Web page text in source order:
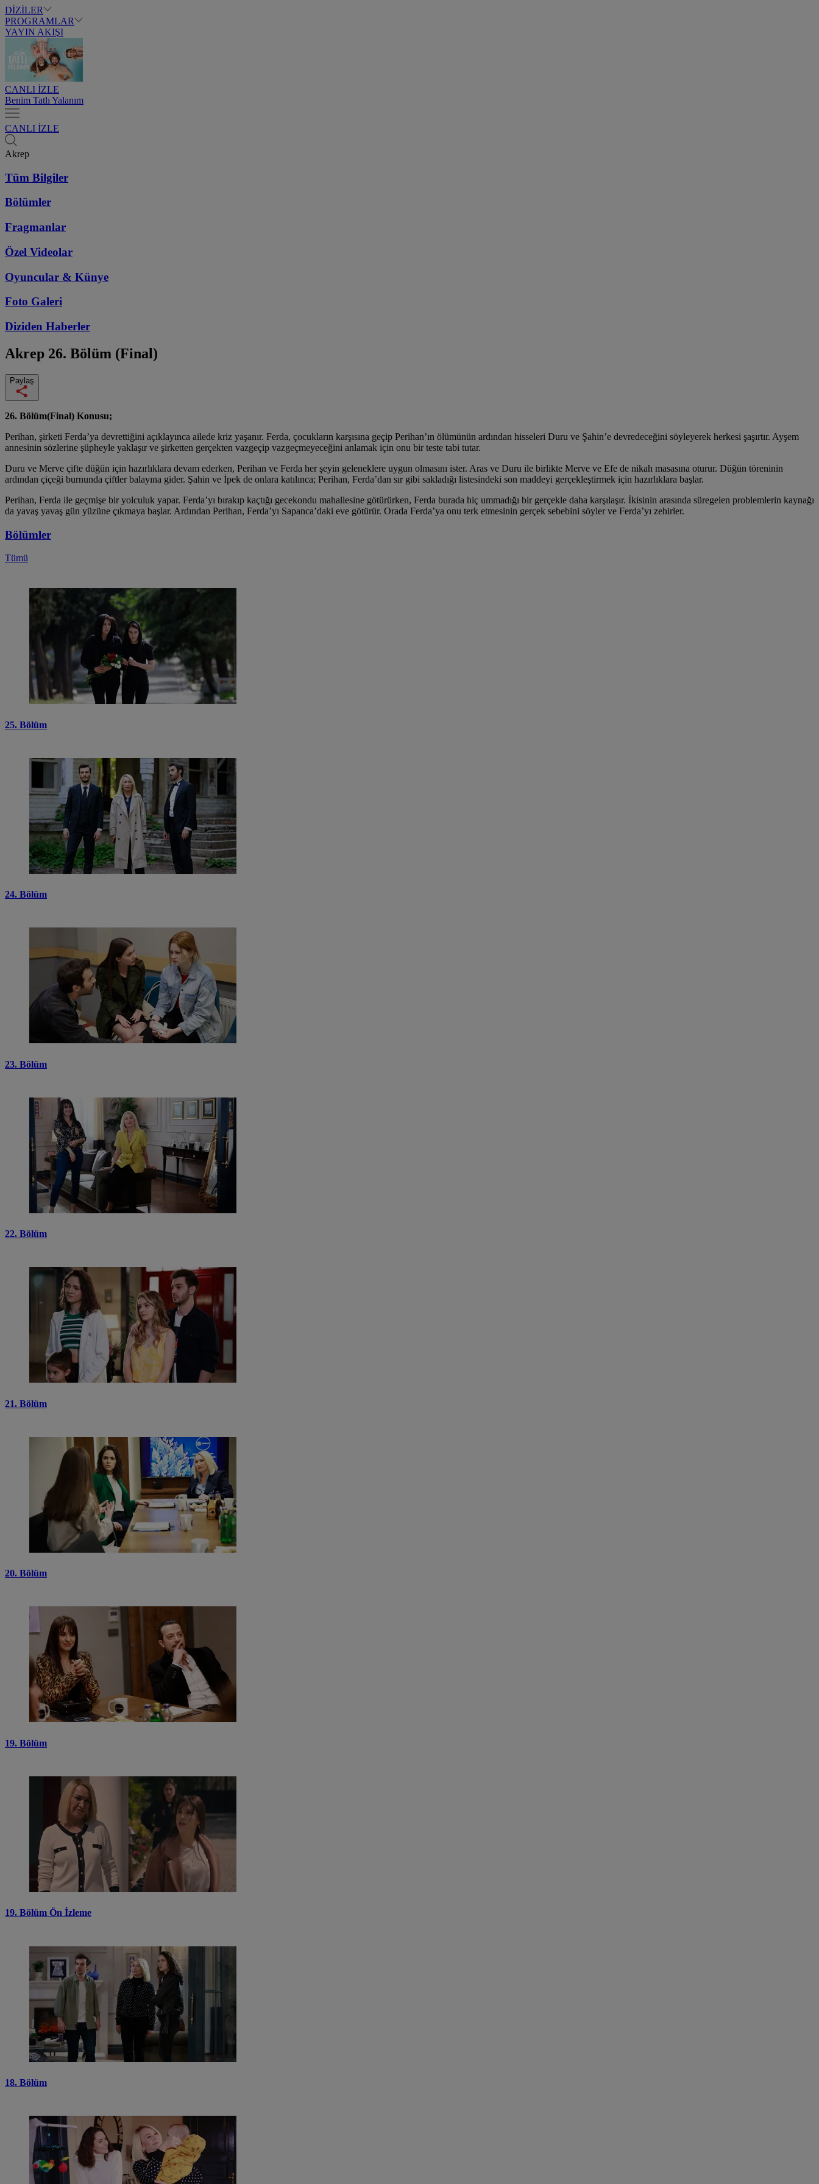
DİZİLER
PROGRAMLAR
YAYIN AKIŞI
CANLI İZLE
Benim Tatlı Yalanım
CANLI İZLE
Akrep
Tüm Bilgiler
Bölümler
Fragmanlar
Özel Videolar
Oyuncular & Künye
Foto Galeri
Diziden Haberler
Akrep 26. Bölüm (Final)
Paylaş
26. Bölüm(Final) Konusu;
Perihan, şirketi Ferda’ya devrettiğini açıklayınca ailede kriz yaşanır. Ferda, çocukların karşısına geçip Perihan’ın ölümünün ardından hisseleri Duru ve Şahin’e devredeceğini söyleyerek herkesi şaşırtır. Ayşem
annesinin sözlerine şüpheyle yaklaşır ve şirketten gerçekten vazgeçip vazgeçmeyeceğini anlamak için onu bir teste tabi tutar.
Duru ve Merve çifte düğün için hazırlıklara devam ederken, Perihan ve Ferda her şeyin geleneklere uygun olmasını ister. Aras ve Duru ile birlikte Merve ve Efe de nikah masasına oturur. Düğün töreninin
ardından çiçeği burnunda çiftler balayına gider. Şahin ve İpek de onlara katılınca; Perihan, Ferda’dan sır gibi sakladığı listesindeki son maddeyi gerçekleştirmek için hazırlıklara başlar.
Perihan, Ferda ile geçmişe bir yolculuk yapar. Ferda’yı bırakıp kaçtığı gecekondu mahallesine götürürken, Ferda burada hiç ummadığı bir gerçekle daha karşılaşır. İkisinin arasında süregelen problemlerin kaynağı
da yavaş yavaş gün yüzüne çıkmaya başlar. Ardından Perihan, Ferda’yı Sapanca’daki eve götürür. Orada Ferda’ya onu terk etmesinin gerçek sebebini söyler ve Ferda’yı zehirler.
Bölümler
Tümü
25. Bölüm
24. Bölüm
23. Bölüm
22. Bölüm
21. Bölüm
20. Bölüm
19. Bölüm
19. Bölüm Ön İzleme
18. Bölüm